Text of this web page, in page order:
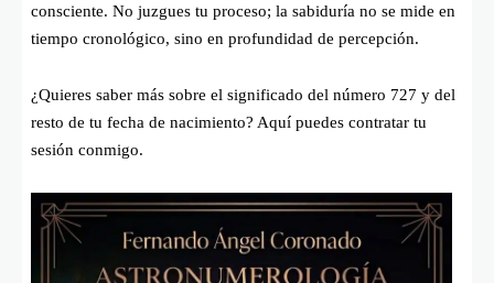
consciente. No juzgues tu proceso; la sabiduría no se mide en
tiempo cronológico, sino en profundidad de percepción.
¿Quieres saber más sobre el significado del número 727 y del
resto de tu fecha de nacimiento? Aquí puedes contratar tu
sesión conmigo.